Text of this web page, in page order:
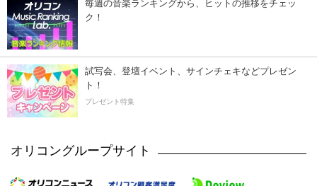
毎週の音楽ランキングから、ヒットの推移をチェッ
ク！
試写会、登壇イベント、サインチェキなどプレゼン
ト！
プレゼント特集
オリコングループサイト